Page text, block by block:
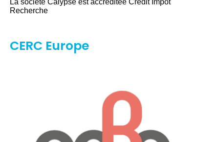
La société Calypse est accréditée Crédit Impôt
Recherche
CERC Europe